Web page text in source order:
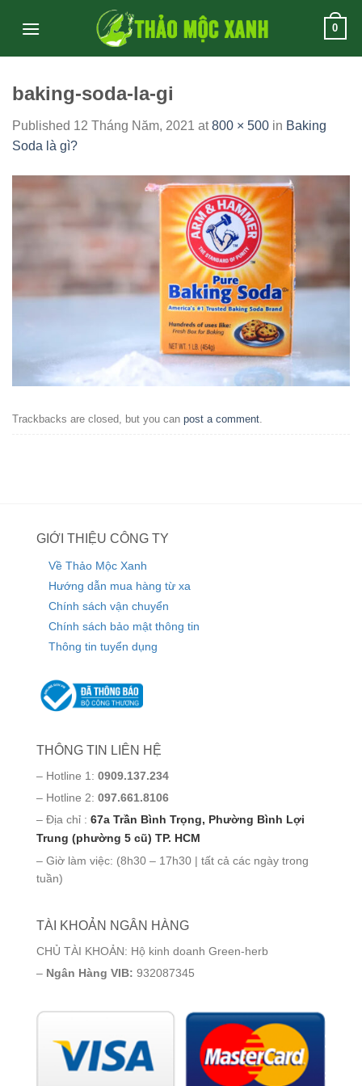
0
baking-soda-la-gi
Published 12 Tháng Năm, 2021 at800 × 500 in Baking
Soda là gì?
Trackbacks are closed, but you can post a comment
GIỚI THIỆU CÔNG TY
Về Thảo Mộc Xanh
Hướng dẫn mua hàng từ xa
Chính sách vận chuyển
Chính sách bảo mật thông tin
Thông tin tuyển dụng
THÔNG TIN LIÊN HỆ
– Hotline 1: 0909.137.234
– Hotline 2: 097.661.8106
– Địa chỉ : 67a Trần Bình Trọng, Phường Bình Lợi
Trung (phường 5 cũ) TP. HCM
– Giờ làm việc: (8h30 – 17h30 | tất cả các ngày trong
tuần)
TÀI KHOẢN NGÂN HÀNG
CHỦ TÀI KHOẢN: Hộ kinh doanh Green-herb
– Ngân Hàng VIB: 932087345